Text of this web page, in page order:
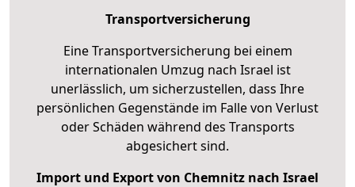
Transportversicherung
Eine Transportversicherung bei einem
internationalen Umzug nach Israel ist
unerlässlich, um sicherzustellen, dass Ihre
persönlichen Gegenstände im Falle von Verlust
oder Schäden während des Transports
abgesichert sind.
Import und Export von Chemnitz nach Israel